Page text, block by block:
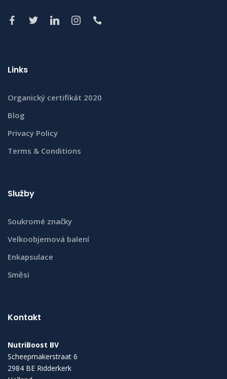
Links
Organický certifikát 2020
Blog
Privacy Policy
Terms & Conditions
Služby
Soukromé značky
Velkoobjemová balení
Enkapsulace
Směsi
Kontakt
NutriBoost BV
Scheepmakerstraat 6
2984 BE Ridderkerk